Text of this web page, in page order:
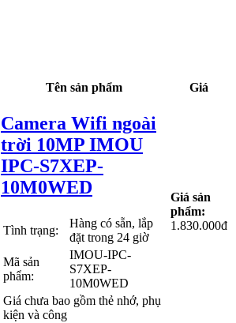
Tên sản phẩm Giá
Camera Wifi ngoài
trời 10MP IMOU
IPC-S7XEP-
10M0WED
Tình trạng:
Hàng có sẵn, lắp
đặt trong 24 giờ
Mã sản
phẩm:
IMOU-IPC-
S7XEP-
10M0WED
Giá chưa bao gồm thẻ nhớ, phụ
kiện và công
Giá sản
phẩm:
1.830.000đ